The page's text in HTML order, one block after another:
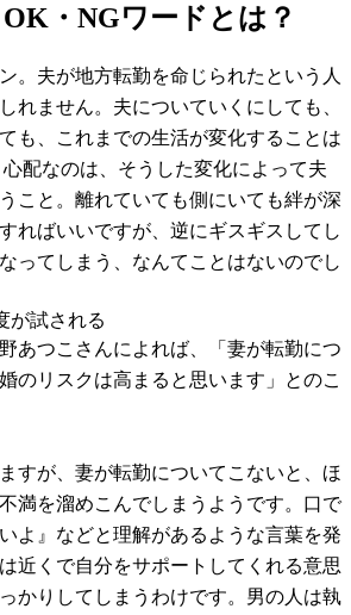
・NGワードとは？
。夫が地方転勤を命じられたという人
れません。夫についていくにしても、
も、これまでの生活が変化することは
配なのは、そうした変化によって夫
こと。離れていても側にいても絆が深
ればいいですが、逆にギスギスしてし
ってしまう、なんてことはないのでし
が試される
あつこさんによれば、「妻が転勤につ
のリスクは高まると思います」とのこ
すが、妻が転勤についてこないと、ほ
満を溜めこんでしまうようです。口で
よ』などと理解があるような言葉を発
近くで自分をサポートしてくれる意思
かりしてしまうわけです。男の人は執